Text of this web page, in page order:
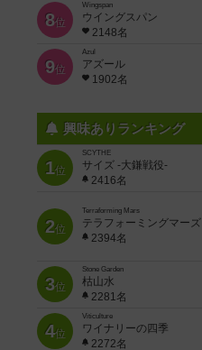
8位
Wingspan
ウイングスパン
2148名
9位
Azul
アズール
1902名
興味ありランキング
1位
SCYTHE
サイズ -大鎌戦役-
2416名
2位
Terraforming Mars
テラフォーミングマーズ
2394名
3位
Stone Garden
枯山水
2281名
4位
Viticulture
ワイナリーの四季
2272名